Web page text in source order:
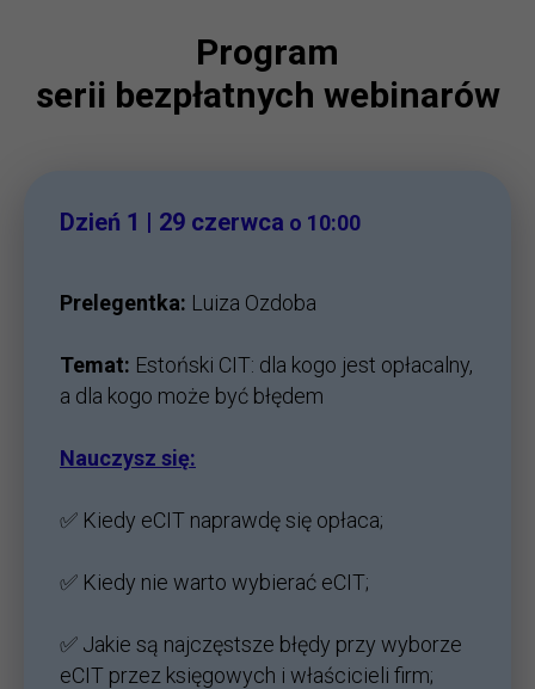
Program
serii bezpłatnych webinarów
Dzień 1 | 29 czerwca o 10:00
Prelegentka: Luiza Ozdoba
Temat: Estoński CIT: dla kogo jest opłacalny,
a dla kogo może być błędem
Nauczysz się:
✅ Kiedy eCIT naprawdę się opłaca;
✅ Kiedy nie warto wybierać eCIT;
✅ Jakie są najczęstsze błędy przy wyborze
eCIT przez księgowych i właścicieli firm;